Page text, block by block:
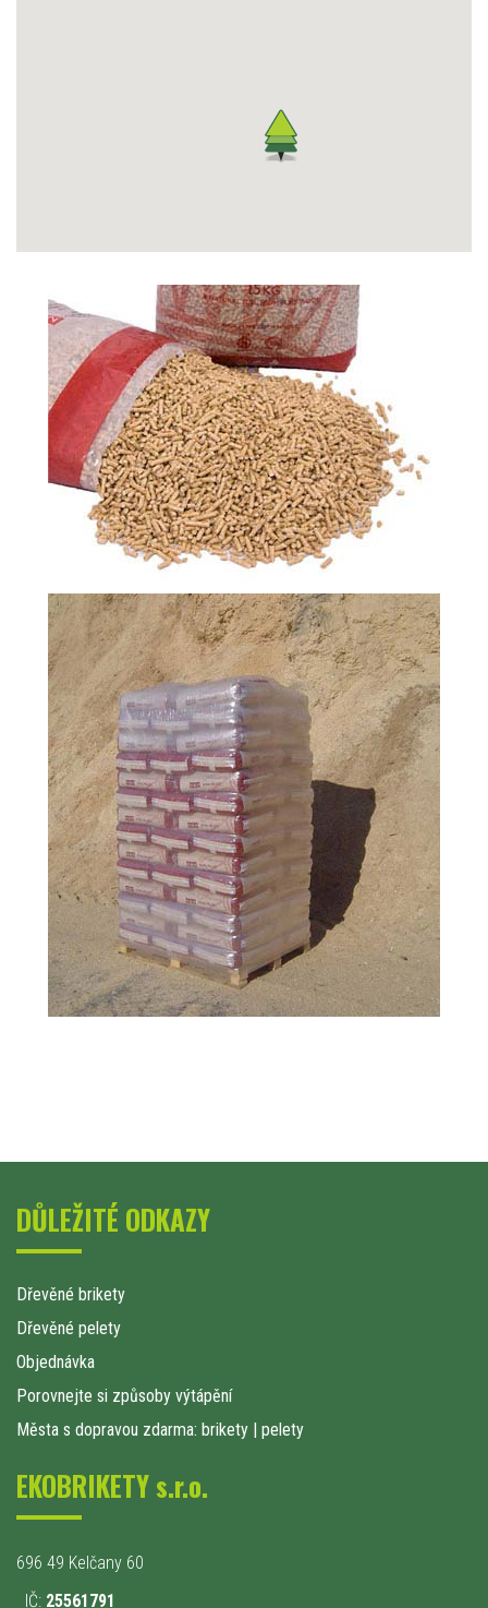
DŮLEŽITÉ ODKAZY
Dřevěné brikety
Dřevěné pelety
Objednávka
Porovnejte si způsoby výtápění
Města s dopravou zdarma: brikety | pelety
EKOBRIKETY s.r.o.
696 49 Kelčany 60
IČ: 25561791